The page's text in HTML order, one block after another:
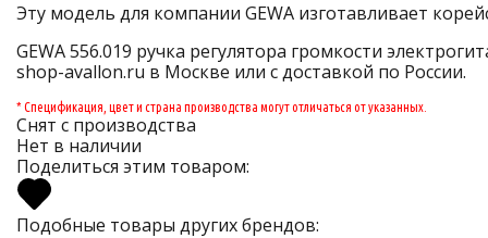
Эту модель для компании GEWA изготавливает
GEWA 556.019 ручка регулятора громкости
shop-avallon.ru в Москве или с доставкой по России.
* Спецификация, цвет и страна производства могут отличаться от указанных.
Снят с производства
Нет в наличии
Поделиться этим товаром:
Подобные товары других брендов: